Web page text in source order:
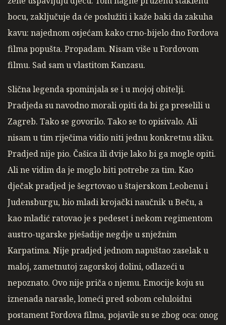
bocu, zaključuje da će poslužiti i kaže baki da zakuha
kavu: najednom osjećam kako crno-bijelo dno Fordova
filma popušta. Propadam. Nisam više u Fordovom
filmu. Sad sam u vlastitom Kanzasu.
Slična legenda spominjala se i u mojoj obitelji.
Pradjeda su navodno morali opiti da bi ga preselili u
Zagreb. Tako se govorilo. Tako se to opisivalo. Ali
nisam u tim riječima vidio niti jednu konkretnu sliku.
Pradjed nije pio. Čašica ili dvije lako bi ga mogle opiti.
Ali ne vidim da je moglo biti potrebe za tim. Kao
dječak pradjed je šegrtovao u štajerskom Leobenu i
Judensburgu, bio mladi krojački naučnik u Beču, a
kao mladić ratovao je s pedeset i nekom regimentom
austro-ugarske pješadije negdje u snježnim
Karpatima. Nije pradjed jednom napuštao zaselak u
maloj, zametnutoj zagorskoj dolini, odlazeći u
nepoznato. Ovo nije priča o njemu. Emocije koju su
iznenada narasle, lomeći pred sobom celuloidni
postament Fordova filma, pojavile su se zbog oca: onog